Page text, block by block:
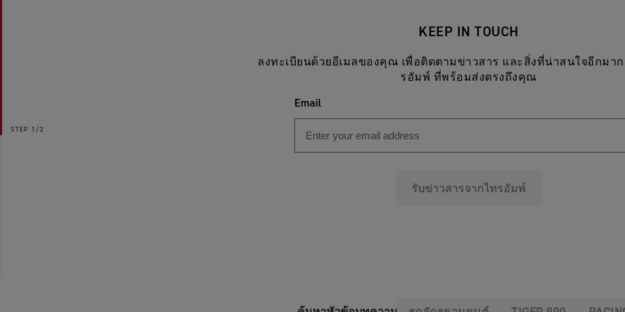
STEP 1/2
KEEP IN TOUCH
ลงทะเบียนด้วยอีเมลของคุณ เพื่อติดตามข่าวสาร และสิ่งที่น่าสนใจอีกมา
รอัมพ์ ที่พร้อมส่งตรงถึงคุณ
Email
รับข่าวสารจากไทรอัมพ์